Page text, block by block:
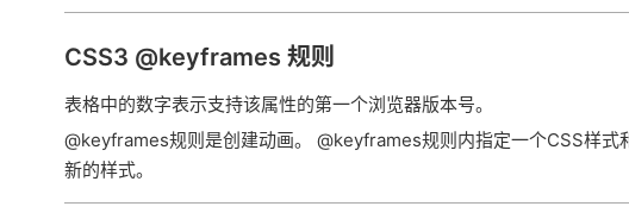
CSS3 @keyframes 规则
表格中的数字表示支持该属性的第一个浏览器版本号。
@keyframes规则是创建动画。 @keyframes规则内指定一个CSS样式
新的样式。